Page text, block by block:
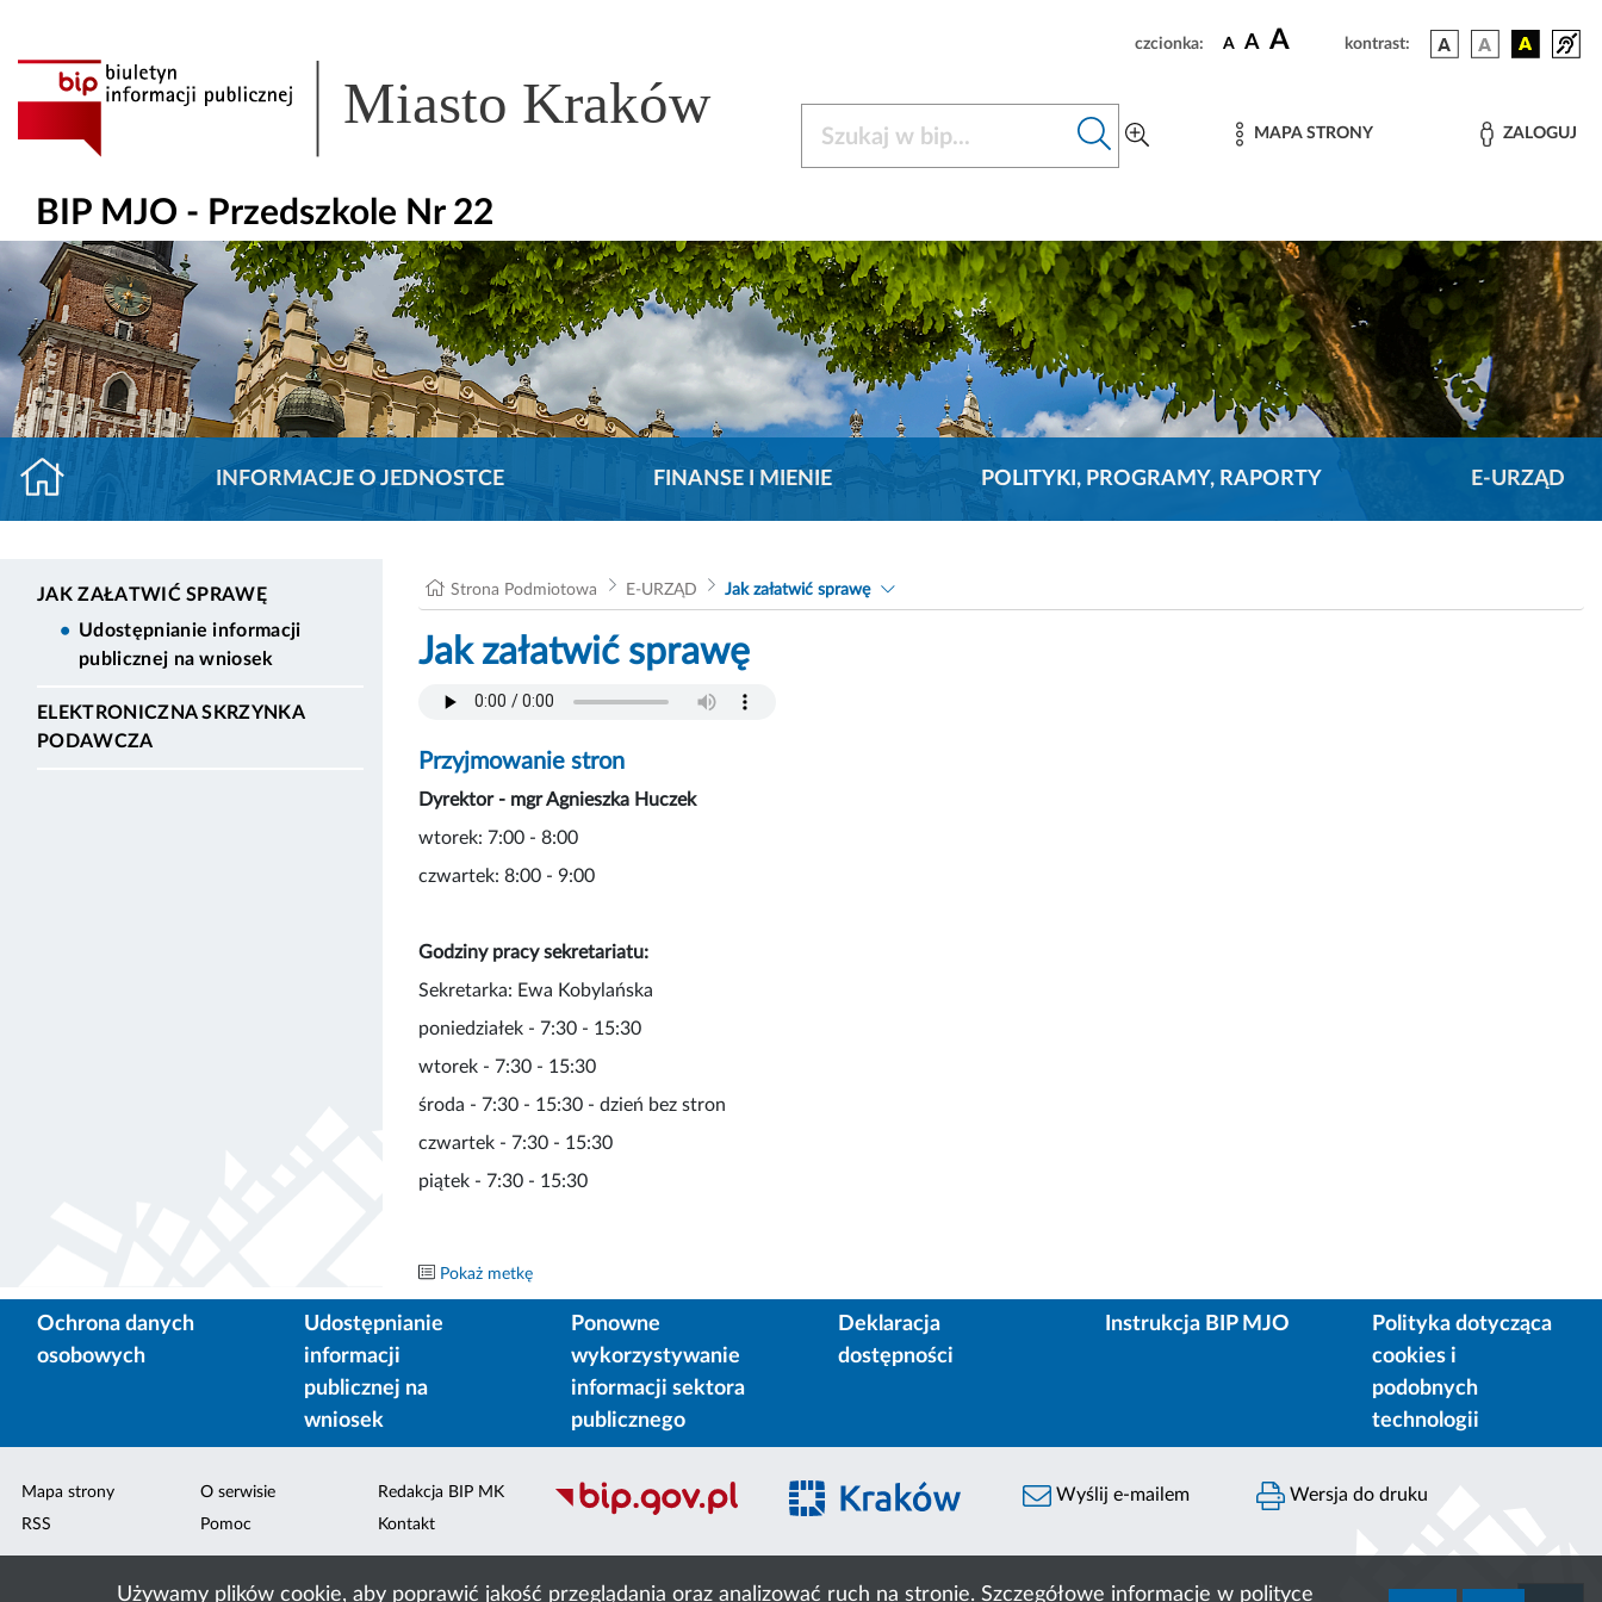
Używamy plików cookie, aby poprawić jakość przeglądania oraz analizować ruch na stronie. Szczegółowe informacje w polityce
czcionka: A A A kontrast:
Miasto Kraków MAPA STRONY ZALOGUJ
BIP MJO - Przedszkole Nr 22
INFORMACJE O JEDNOSTCE FINANSE I MIENIE POLITYKI, PROGRAMY, RAPORTY E-URZĄD
JAK ZAŁATWIĆ SPRAWĘ
Udostępnianie informacji
publicznej na wniosek
ELEKTRONICZNA SKRZYNKA
PODAWCZA
Strona Podmiotowa E-URZĄD Jak załatwić sprawę
Jak załatwić sprawę
Przyjmowanie stron
Dyrektor - mgr Agnieszka Huczek
wtorek: 7:00 - 8:00
czwartek: 8:00 - 9:00
Godziny pracy sekretariatu:
Sekretarka: Ewa Kobylańska
poniedziałek - 7:30 - 15:30
wtorek - 7:30 - 15:30
środa - 7:30 - 15:30 - dzień bez stron
czwartek - 7:30 - 15:30
piątek - 7:30 - 15:30
Pokaż metkę
Ochrona danych
osobowych
Udostępnianie
informacji
publicznej na
wniosek
Ponowne
wykorzystywanie
informacji sektora
publicznego
Deklaracja
dostępności
Instrukcja BIP MJO
Polityka dotycząca
cookies i
podobnych
technologii
Mapa strony
RSS
O serwisie
Pomoc
Redakcja BIP MK
Kontakt
Wyślij e-mailem Wersja do druku